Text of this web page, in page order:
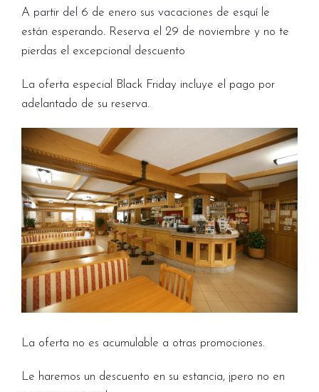
A partir del 6 de enero sus vacaciones de esquí le
están esperando. Reserva el 29 de noviembre y no te
pierdas el excepcional descuento
La oferta especial Black Friday incluye el pago por
adelantado de su reserva.
La oferta no es acumulable a otras promociones.
Le haremos un descuento en su estancia, ¡pero no en